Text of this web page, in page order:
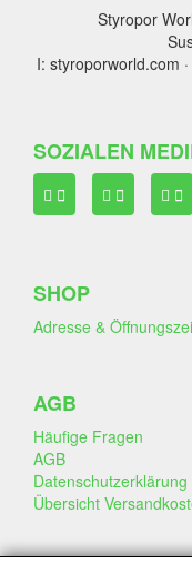
Styropor
I: styroporworld.com
SOZIALEN
SHOP
Adresse &
AGB
Häufige Fragen
AGB
Datenschutzerklärung
Übersicht